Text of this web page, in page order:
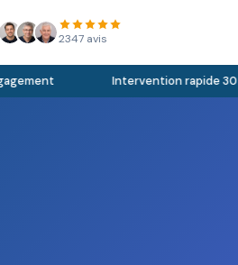
2347 avis
Intervention rapide 30 min